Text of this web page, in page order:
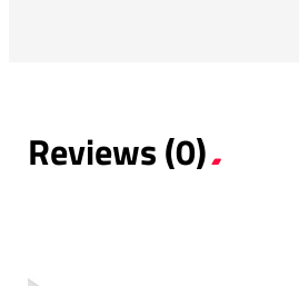
Reviews (0)